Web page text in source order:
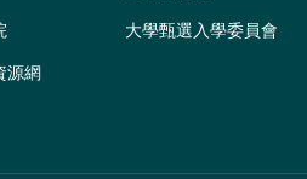
大學甄選入學委員會
源網